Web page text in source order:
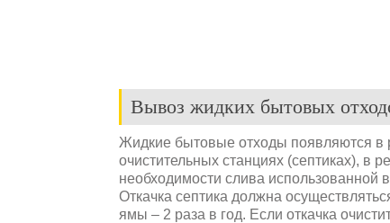
Вывоз жидких бытовых
Жидкие бытовые отходы появляются в
очистительных станциях (септиках), в
необходимости слива использованной
Откачка септика должна
ямы – 2 раза в год. Если откачка